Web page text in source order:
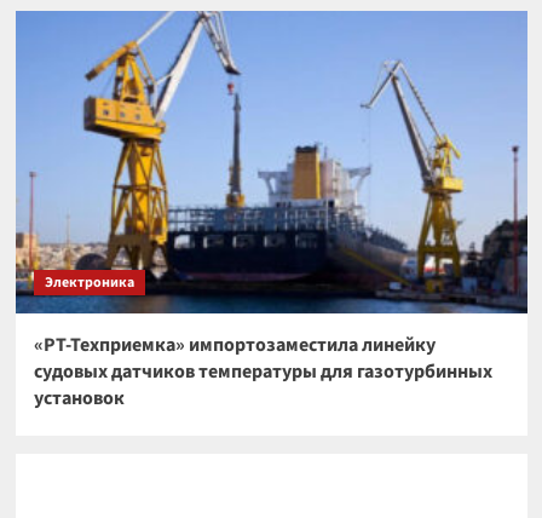
Электроника
«РТ-Техприемка» импортозаместила линейку
судовых датчиков температуры для газотурбинных
установок